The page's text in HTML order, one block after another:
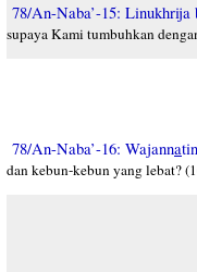
78/An-Naba’-15: Linukhrija
supaya Kami tumbuhkan
78/An-Naba’-16: Wajanna
dan kebun-kebun yang lebat?